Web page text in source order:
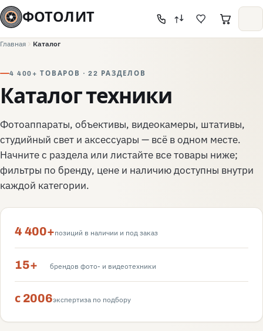
ФОТОЛИТ
Главная Каталог
4 400+ ТОВАРОВ · 22 РАЗДЕЛОВ
Каталог техники
Фотоаппараты, объективы, видеокамеры, штативы,
студийный свет и аксессуары — всё в одном месте.
Начните с раздела или листайте все товары ниже;
фильтры по бренду, цене и наличию доступны внутри
каждой категории.
4 400+позиций в наличии и под заказ
15+ брендов фото- и видеотехники
с 2006экспертиза по подбору